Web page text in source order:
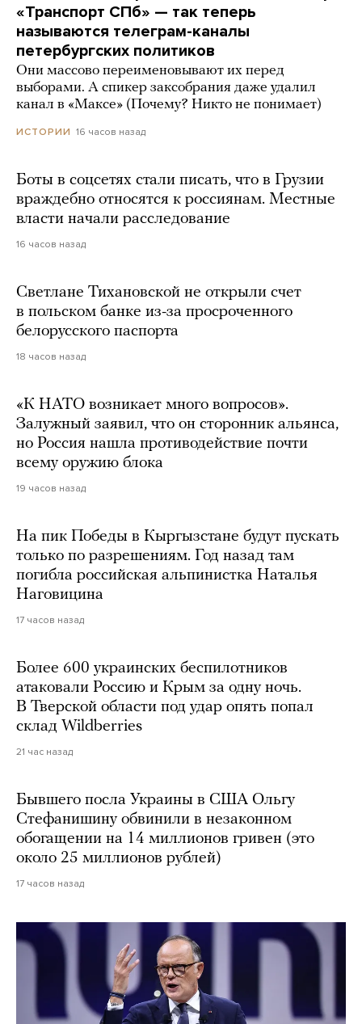
«Транспорт СПб» — так теперь
называются телеграм-каналы
петербургских политиков
Они массово переименовывают их перед
выборами. А спикер заксобрания даже удалил
канал в «Максе» (Почему? Никто не понимает)
ИСТОРИИ 16 часов назад
Боты в соцсетях стали писать, что в Грузии
враждебно относятся к россиянам. Местные
власти начали расследование
16 часов назад
Светлане Тихановской не открыли счет
в польском банке из-за просроченного
белорусского паспорта
18 часов назад
«К НАТО возникает много вопросов».
Залужный заявил, что он сторонник альянса,
но Россия нашла противодействие почти
всему оружию блока
19 часов назад
На пик Победы в Кыргызстане будут пускать
только по разрешениям. Год назад там
погибла российская альпинистка Наталья
Наговицина
17 часов назад
Более 600 украинских беспилотников
атаковали Россию и Крым за одну ночь.
В Тверской области под удар опять попал
склад Wildberries
21 час назад
Бывшего посла Украины в США Ольгу
Стефанишину обвинили в незаконном
обогащении на 14 миллионов гривен (это
около 25 миллионов рублей)
17 часов назад